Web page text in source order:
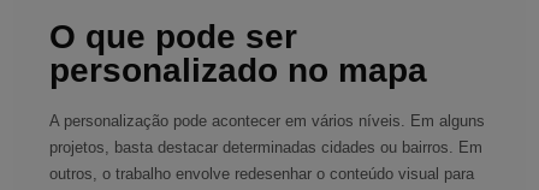
O que pode ser
personalizado no mapa
A personalização pode acontecer em vários níveis. Em alguns
projetos, basta destacar determinadas cidades ou bairros. Em
outros, o trabalho envolve redesenhar o conteúdo visual para